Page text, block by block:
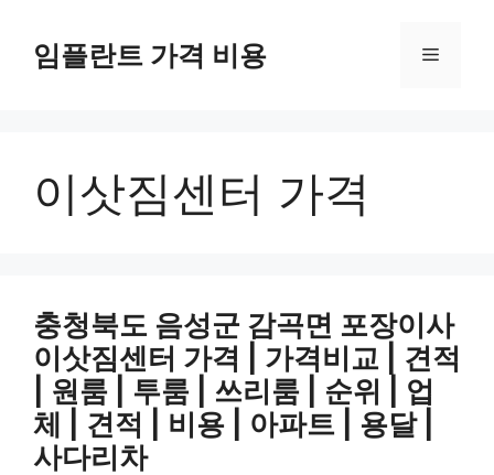
content임플란트 가격 비용 Menu
이삿짐센터 가격
충청북도 음성군 감곡면 포장이사
이삿짐센터 가격 | 가격비교 | 견적
| 원룸 | 투룸 | 쓰리룸 | 순위 | 업
체 | 견적 | 비용 | 아파트 | 용달 |
사다리차